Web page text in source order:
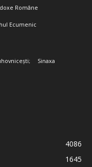
Române
Ecumenic
Sinaxa
4086
1645